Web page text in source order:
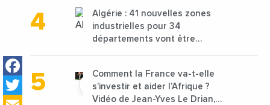
Facebook
Twitter
Algérie : 41 nouvelles zones
industrielles pour 34
départements vont être
Comment la France va-t-elle
s’investir et aider l’Afrique ?
Vidéo de Jean-Yves Le Drian,